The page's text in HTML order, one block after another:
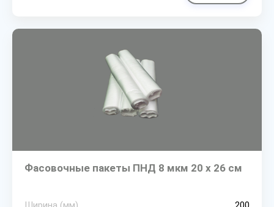
Фасовочные пакеты ПНД 8 мкм 20 х 26 см